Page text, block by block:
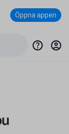
Öppna appen